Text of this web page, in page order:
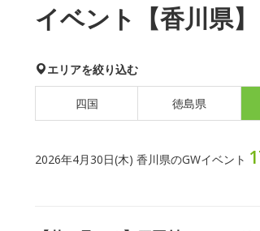
イベント【香川県】
エリアを絞り込む
四国 徳島県
2026年4月30日(木) 香川県のGWイベント